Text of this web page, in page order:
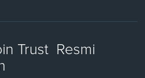
Trust Resmi